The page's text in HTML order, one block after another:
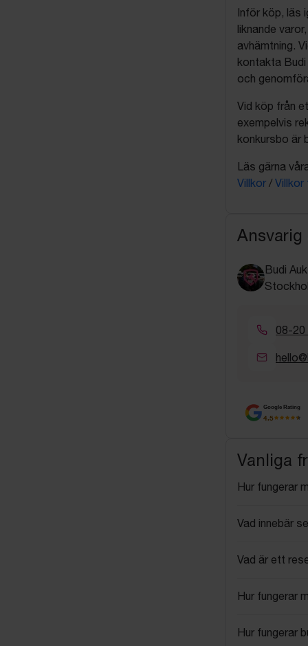
Inför köp, läs
liknande
avhämtning.
kontakta
och
Vid köp från
exempelvis
konkursbo är
Läs gärna
Villkor /
Budi
08-20
Google Rating
4.5
Vanliga
Hur fungerar
Vad innebär
Vad är ett
Hur fungerar
Hur fungerar